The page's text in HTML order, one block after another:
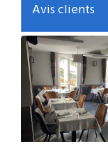
Avis clients